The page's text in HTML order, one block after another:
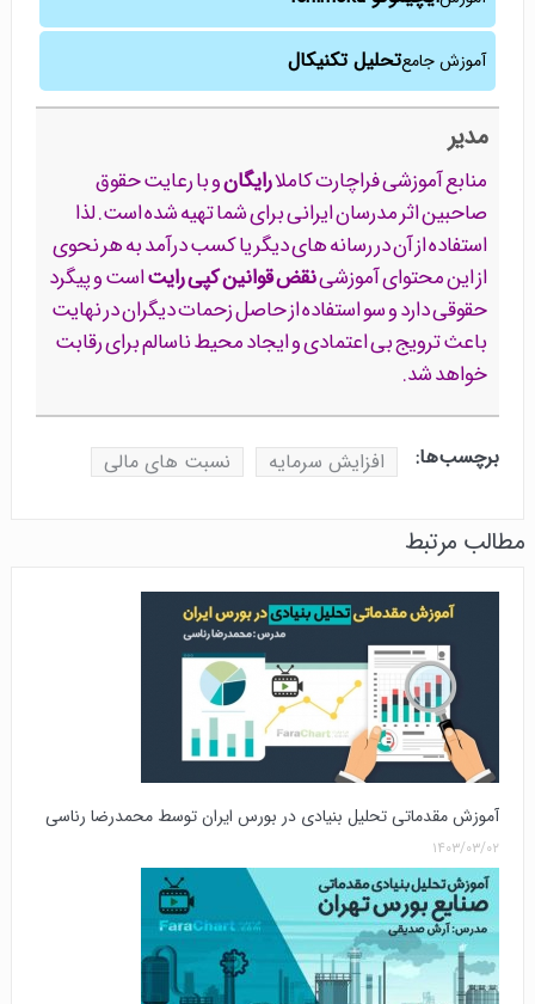
آموزش جامعتحلیل تکنیکال
مدیر
منابع آموزشی فراچارت کاملارایگانو با رعایت حقوق
صاحبین اثر مدرسان ایرانی برای شما تهیه شده است. لذا
استفاده از آن در رسانه های دیگر یا کسب درآمد به هر نحوی
از این محتوای آموزشینقض قوانین کپی رایتاست و پیگرد
حقوقی دارد و سو استفاده از حاصل زحمات دیگران در نهایت
باعث ترویج بی اعتمادی و ایجاد محیط ناسالم برای رقابت
خواهد شد.
برچسب‌ها: افزایش سرمایه نسبت های مالی
مطالب مرتبط
آموزش مقدماتی تحلیل بنیادی در بورس ایران توسط محمدرضا رناسی
۱۴۰۳/۰۳/۰۲